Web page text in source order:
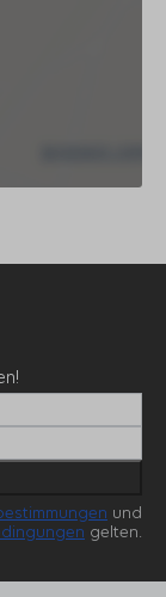
und
gelten.